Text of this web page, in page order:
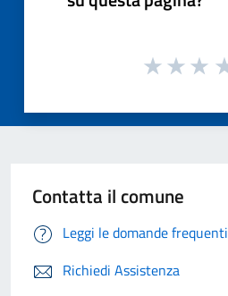
Contatta il comune
Leggi le domande frequenti
Richiedi Assistenza